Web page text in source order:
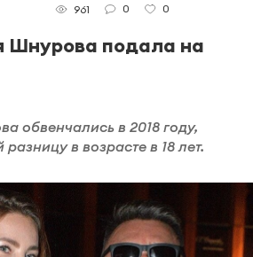
961
0 0
Шнурова подала на
обвенчались в 2018 году,
в возрасте в 18 лет.